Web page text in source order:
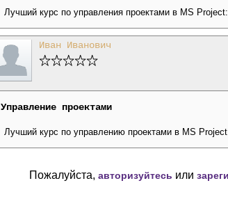
Лучший курс по управления проектами в MS
Иван Иванович
Управление проектами
Лучший курс по управлению проектами в MS
Пожалуйста, авторизуйтесь или